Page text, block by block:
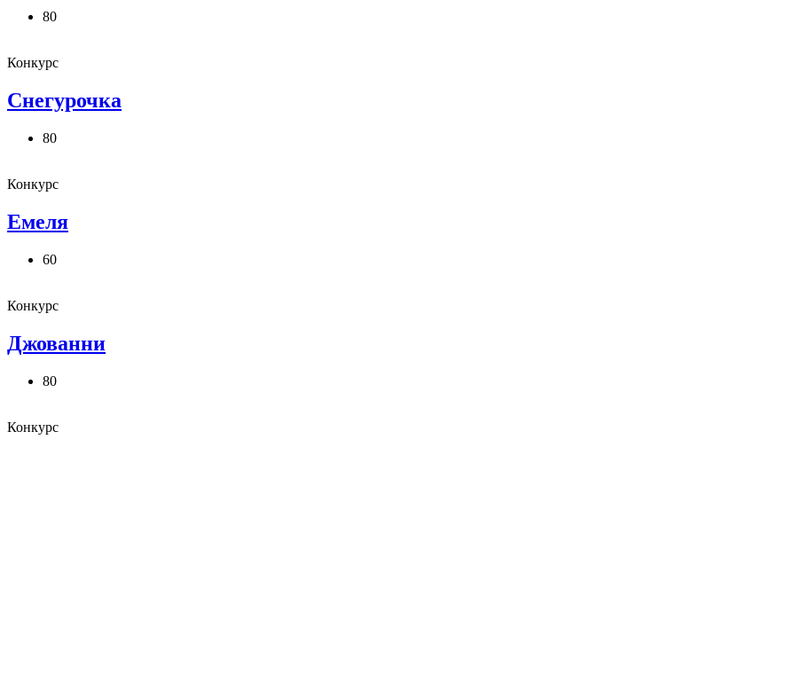
80
Конкурс
Снегурочка
80
Конкурс
Емеля
60
Конкурс
Джованни
80
Конкурс